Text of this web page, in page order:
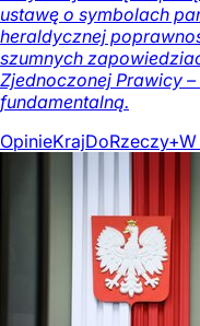
ustawę o symbolach
heraldycznej
szumnych
Zjednoczonej Prawicy
fundamentalną.
OpinieKrajDoRzeczy+